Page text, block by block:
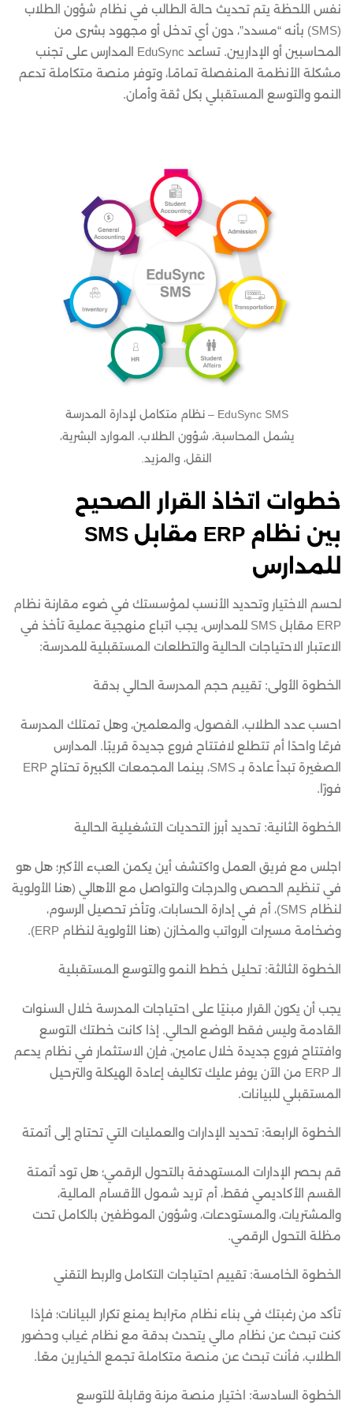
نفس اللحظة يتم تحديث حالة الطالب في نظام شؤون الطلاب
(SMS) بأنه “مسدد”، دون أي تدخل أو مجهود بشرى من
المحاسبين أو الإداريين. تساعد EduSync المدارس على تجنب
مشكلة الأنظمة المنفصلة تمامًا، وتوفر منصة متكاملة تدعم
النمو والتوسع المستقبلي بكل ثقة وأمان.
EduSync SMS – نظام متكامل لإدارة المدرسة
يشمل المحاسبة، شؤون الطلاب، الموارد البشرية،
النقل، والمزيد.
خطوات اتخاذ القرار الصحيح
بين
نظام ERP مقابل SMS
للمدارس
لحسم الاختيار وتحديد الأنسب لمؤسستك في ضوء مقارنة نظام
ERP مقابل SMS للمدارس، يجب اتباع منهجية عملية تأخذ في
الاعتبار الاحتياجات الحالية والتطلعات المستقبلية للمدرسة:
الخطوة الأولى: تقييم حجم المدرسة الحالي بدقة
احسب عدد الطلاب، الفصول، والمعلمين، وهل تمتلك المدرسة
فرعًا واحدًا أم تتطلع لافتتاح فروع جديدة قريبًا. المدارس
الصغيرة تبدأ عادة بـ SMS، بينما المجمعات الكبيرة تحتاج ERP
فورًا.
الخطوة الثانية: تحديد أبرز التحديات التشغيلية الحالية
اجلس مع فريق العمل واكتشف أين يكمن العبء الأكبر؛ هل هو
في تنظيم الحصص والدرجات والتواصل مع الأهالي (هنا الأولوية
لنظام SMS)، أم في إدارة الحسابات، وتأخر تحصيل الرسوم،
وضخامة مسيرات الرواتب والمخازن (هنا الأولوية لنظام ERP).
الخطوة الثالثة: تحليل خطط النمو والتوسع المستقبلية
يجب أن يكون القرار مبنيًا على احتياجات المدرسة خلال السنوات
القادمة وليس فقط الوضع الحالي. إذا كانت خطتك التوسع
وافتتاح فروع جديدة خلال عامين، فإن الاستثمار في نظام يدعم
الـ ERP من الآن يوفر عليك تكاليف إعادة الهيكلة والترحيل
المستقبلي للبيانات.
الخطوة الرابعة: تحديد الإدارات والعمليات التي تحتاج إلى أتمتة
قم بحصر الإدارات المستهدفة بالتحول الرقمي؛ هل تود أتمتة
القسم الأكاديمي فقط، أم تريد شمول الأقسام المالية،
والمشتريات، والمستودعات، وشؤون الموظفين بالكامل تحت
مظلة التحول الرقمي.
الخطوة الخامسة: تقييم احتياجات التكامل والربط التقني
تأكد من رغبتك في بناء نظام مترابط يمنع تكرار البيانات؛ فإذا
كنت تبحث عن نظام مالي يتحدث بدقة مع نظام غياب وحضور
الطلاب، فأنت تبحث عن منصة متكاملة تجمع الخيارين معًا.
الخطوة السادسة: اختيار منصة مرنة وقابلة للتوسع